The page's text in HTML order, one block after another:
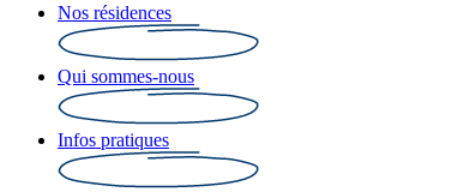
Nos résidences
Qui sommes-nous
Infos pratiques